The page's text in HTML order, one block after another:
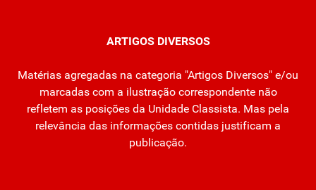
ARTIGOS DIVERSOS
Matérias agregadas na categoria "Artigos Diversos" e/ou
marcadas com a ilustração correspondente não
refletem as posições da Unidade Classista. Mas pela
relevância das informações contidas justificam a
publicação.